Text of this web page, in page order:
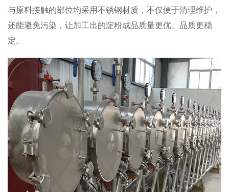
与原料接触的部位均采用不锈钢材质，不仅便于清理维护，
还能避免污染，让加工出的淀粉成品质量更优、品质更稳
定。